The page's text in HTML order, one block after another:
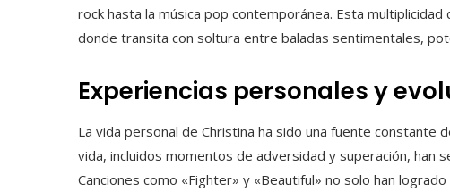
rock hasta la música pop contemporánea. Esta
donde transita con soltura entre baladas sentimentales,
Experiencias personales y
La vida personal de Christina ha sido una fuente constante
vida, incluidos momentos de adversidad y superación, han
Canciones como «Fighter» y «Beautiful» no solo han